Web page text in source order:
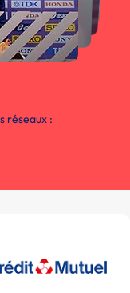
réseaux :